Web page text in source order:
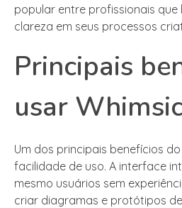
popular entre profissionais que
clareza em seus processos
Principais
usar
Um dos principais benefícios
facilidade de uso. A interface
mesmo usuários sem
criar diagramas e protótipos